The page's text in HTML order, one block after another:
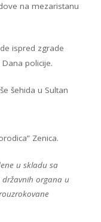
na mezaristanu
ispred zgrade
policije.
šehida u Sultan
Zenica.
u skladu sa
organa u